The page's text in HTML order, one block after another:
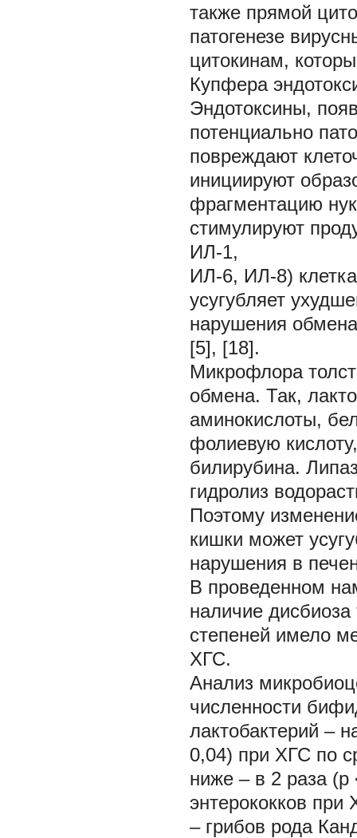
также прямой
патогенезе
цитокинам,
Купфера
Эндотоксины,
потенциально
повреждают
инициируют
фрагментацию
стимулируют
ИЛ-1,
ИЛ-6, ИЛ-8)
усугубляет
нарушения
[5], [18].
Микрофлора
обмена. Так,
аминокислоты,
фолиевую
билирубина.
гидролиз
Поэтому
кишки может
нарушения в
В проведенном
наличие
степеней имело
ХГС.
Анализ
численности
лактобактерий –
0,04) при ХГС по
ниже – в 2 раза (р
энтерококков
– грибов рода